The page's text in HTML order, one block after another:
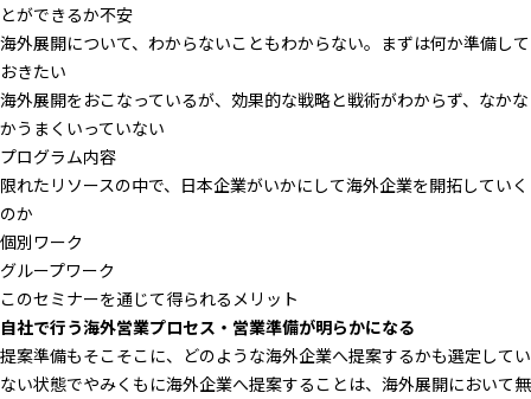
とができるか不安
海外展開について、わからないこともわからない。まずは何か準備して
おきたい
海外展開をおこなっているが、効果的な戦略と戦術がわからず、なかな
かうまくいっていない
プログラム内容
限れたリソースの中で、日本企業がいかにして海外企業を開拓していく
のか
個別ワーク
グループワーク
このセミナーを通じて得られるメリット
自社で行う海外営業プロセス・営業準備が明らかになる
提案準備もそこそこに、どのような海外企業へ提案するかも選定してい
ない状態でやみくもに海外企業へ提案することは、海外展開において無